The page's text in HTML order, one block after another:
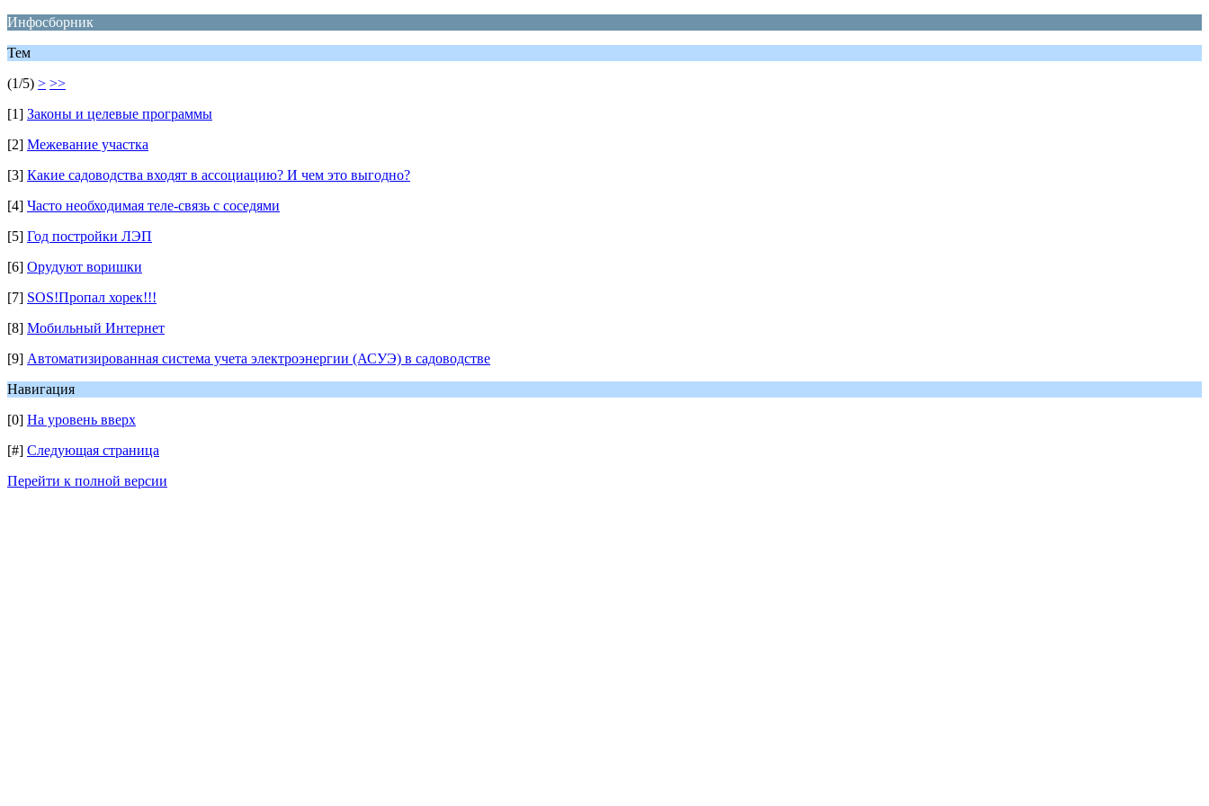
Инфосборник
Тем
(1/5) > >>
[1] Законы и целевые программы
[2] Межевание участка
[3] Какие садоводства входят в ассоциацию? И чем это выгодно?
[4] Часто необходимая теле-связь с соседями
[5] Год постройки ЛЭП
[6] Орудуют воришки
[7] SOS!Пропал хорек!!!
[8] Мобильный Интернет
[9] Автоматизированная система учета электроэнергии (АСУЭ) в садоводстве
Навигация
[0] На уровень вверх
[#] Следующая страница
Перейти к полной версии